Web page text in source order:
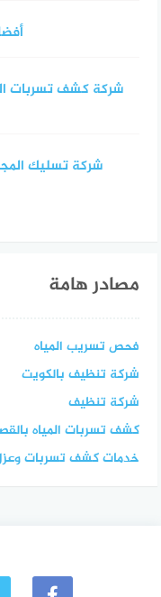
شركة كشف تسربات
شركة تسليك
مصادر هامة
فحص تسريب المياه
شركة تنظيف بالكويت
شركة تنظيف
كشف تسربات المياه
خدمات كشف تسربات